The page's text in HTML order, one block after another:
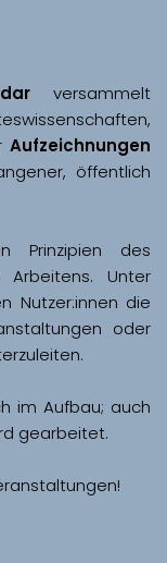
versammelt
Aufzeichnungen
öffentlich
Prinzipien des
Arbeitens. Unter
Nutzer:innen die
oder
im Aufbau; auch